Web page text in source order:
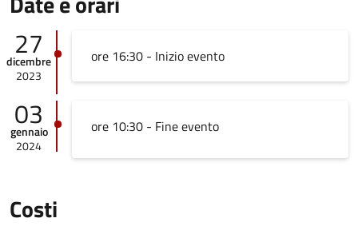
27
dicembre
2023
ore 16:30 - Inizio evento
03
gennaio
2024
ore 10:30 - Fine evento
Costi